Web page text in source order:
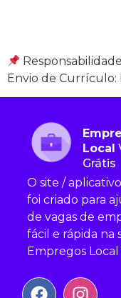
Envio de
Local
Grátis
O site /
foi criado para
de vagas de
fácil e rápida na
Empregos Local